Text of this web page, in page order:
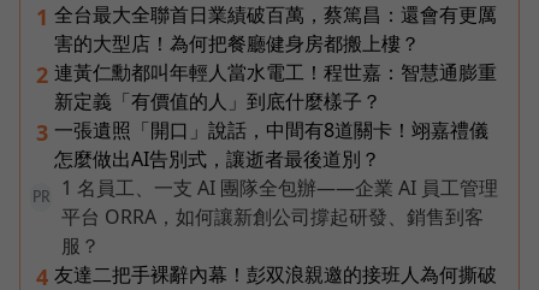
1 全台最大全聯首日業績破百萬，蔡篤昌：還會有更厲
害的大型店！為何把餐廳健身房都搬上樓？
2 連黃仁勳都叫年輕人當水電工！程世嘉：智慧通膨重
新定義「有價值的人」到底什麼樣子？
3 一張遺照「開口」說話，中間有8道關卡！翊嘉禮儀
怎麼做出AI告別式，讓逝者最後道別？
PR
1 名員工、一支 AI 團隊全包辦——企業 AI 員工管理
平台 ORRA，如何讓新創公司撐起研發、銷售到客
服？
4 友達二把手裸辭內幕！彭双浪親邀的接班人為何撕破